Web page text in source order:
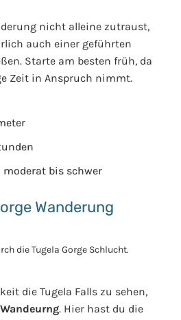
nicht alleine zutraust,
auch einer geführten
Starte am besten früh, da
Zeit in Anspruch nimmt.
moderat bis schwer
Wanderung
die Tugela Falls zu sehen,
. Hier hast du die